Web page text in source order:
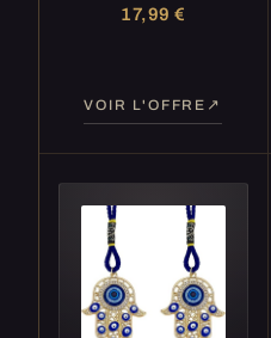
17,99 €
VOIR L'OFFRE